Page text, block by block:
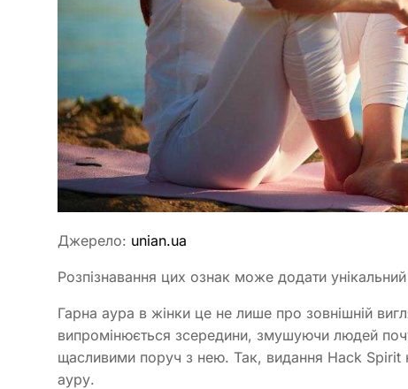
Джерело: unian.ua
Розпізнавання цих ознак може додати
Гарна аура в жінки це не лише про зовнішній
випромінюється зсередини, змушуючи людей
щасливими поруч з нею. Так, видання Hack Spirit
ауру.